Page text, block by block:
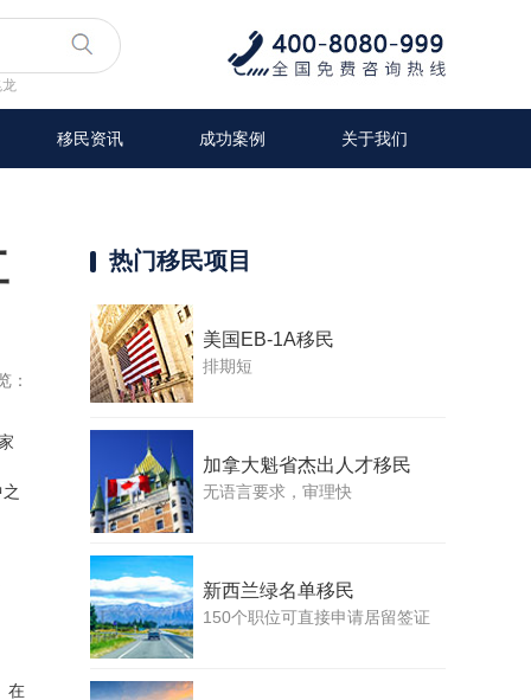
移民资讯 成功案例 关于我们
：
在
热门移民项目
美国EB-1A移民
排期短
加拿大魁省杰出人才移民
无语言要求，审理快
新西兰绿名单移民
150个职位可直接申请居留签证